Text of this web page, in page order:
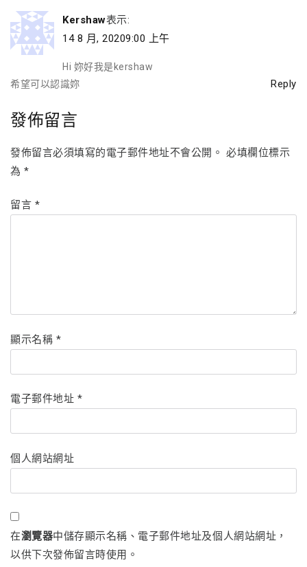
Kershaw表示:
14 8 月, 20209:00 上午
Hi 妳好我是kershaw
希望可以認識妳
Reply
發佈留言
發佈留言必須填寫的電子郵件地址不會公開。 必填欄位標示
為*
留言 *
顯示名稱 *
電子郵件地址 *
個人網站網址
在瀏覽器中儲存顯示名稱、電子郵件地址及個人網站網址，
以供下次發佈留言時使用。